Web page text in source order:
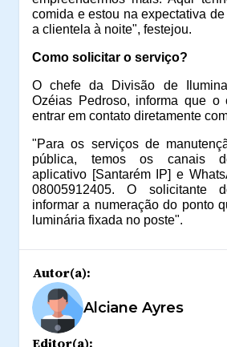
comida e estou na expectativa
a clientela à noite", festejou.
Como solicitar o serviço?
O chefe da Divisão de
Ozéias Pedroso, informa que o
entrar em contato diretamente
"Para os serviços de
pública, temos os canais
aplicativo [Santarém IP] e
08005912405. O solicitante
informar a numeração do ponto
luminária fixada no poste".
Autor(a):
Alciane Ayres
Editor(a):